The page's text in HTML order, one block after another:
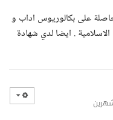
على بكالوريوس اداب و
الاسلامية . ايضا لدي شهادة